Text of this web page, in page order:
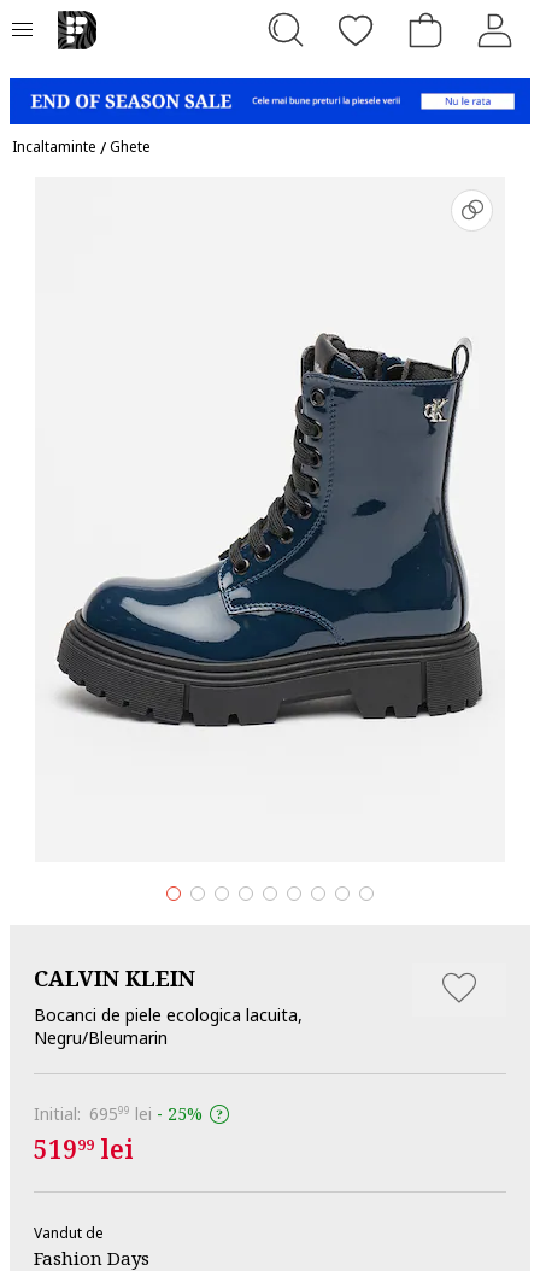
Incaltaminte /Ghete
CALVIN KLEIN
Bocanci de piele ecologica lacuita,
Negru/Bleumarin
Initial: 69599 lei - 25%
51999 lei
Vandut de
Fashion Days